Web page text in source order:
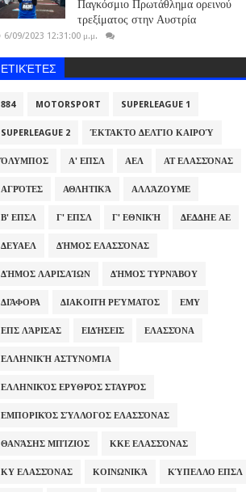
Παγκόσμιο Πρωτάθλημα ορεινού
τρεξίματος στην Αυστρία
6/09/2023 12:31:00 μ.μ.
ΕΤΙΚΈΤΕΣ
884 MOTORSPORT SUPERLEAGUE 1
SUPERLEAGUE 2 ΈΚΤΑΚΤΟ ΔΕΛΤΊΟ ΚΑΙΡΟΎ
ΌΛΥΜΠΟΣ Α' ΕΠΣΛ ΑΕΛ ΑΤ ΕΛΑΣΣΌΝΑΣ
ΑΓΡΌΤΕΣ ΑΘΛΗΤΙΚΆ ΑΛΛΆΖΟΥΜΕ
Β' ΕΠΣΛ Γ' ΕΠΣΛ Γ' ΕΘΝΙΚΉ ΔΕΔΔΗΕ ΑΕ
ΔΕΥΑΕΛ ΔΉΜΟΣ ΕΛΑΣΣΌΝΑΣ
ΔΉΜΟΣ ΛΑΡΙΣΑΊΩΝ ΔΉΜΟΣ ΤΥΡΝΆΒΟΥ
ΔΙΆΦΟΡΑ ΔΙΑΚΟΠΉ ΡΕΎΜΑΤΟΣ ΕΜΥ
ΕΠΣ ΛΆΡΙΣΑΣ ΕΙΔΉΣΕΙΣ ΕΛΑΣΣΌΝΑ
ΕΛΛΗΝΙΚΉ ΑΣΤΥΝΟΜΊΑ
ΕΛΛΗΝΙΚΌΣ ΕΡΥΘΡΌΣ ΣΤΑΥΡΌΣ
ΕΜΠΟΡΙΚΌΣ ΣΎΛΛΟΓΟΣ ΕΛΑΣΣΌΝΑΣ
ΘΑΝΆΣΗΣ ΜΠΊΖΙΟΣ ΚΚΕ ΕΛΑΣΣΌΝΑΣ
ΚΥ ΕΛΑΣΣΌΝΑΣ ΚΟΙΝΩΝΙΚΆ ΚΎΠΕΛΛΟ ΕΠΣΛ